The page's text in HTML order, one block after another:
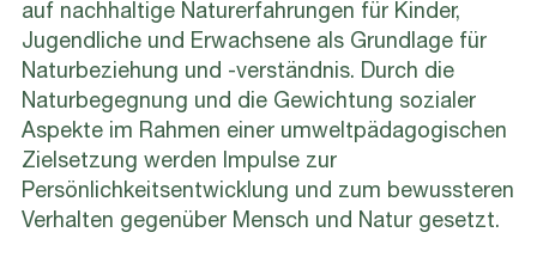
auf nachhaltige Naturerfahrungen für Kinder,
Jugendliche und Erwachsene als Grundlage für
Naturbeziehung und -verständnis. Durch die
Naturbegegnung und die Gewichtung sozialer
Aspekte im Rahmen einer umweltpädagogischen
Zielsetzung werden Impulse zur
Persönlichkeitsentwicklung und zum bewussteren
Verhalten gegenüber Mensch und Natur gesetzt.